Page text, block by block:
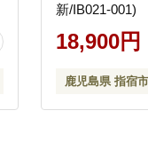
新/IB021-001)
18,900円
鹿児島県 指宿市